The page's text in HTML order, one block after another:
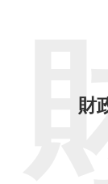
財